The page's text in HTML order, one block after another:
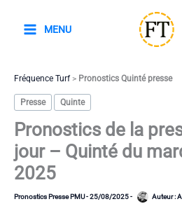
MENU
Fréquence Turf> Pronostics Quinté presse
Presse Quinte
Pronostics de la
jour – Quinté du
2025
Pronostics Presse PMU-25/08/2025- Auteur :